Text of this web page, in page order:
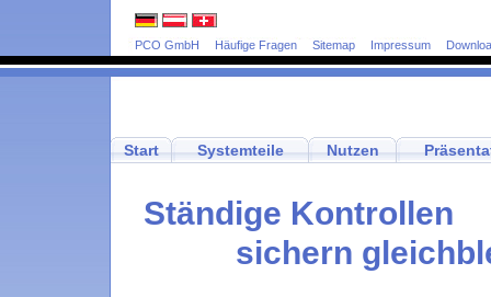
PCO GmbH Häufige Fragen Sitemap Impressum
Start Systemteile Nutzen
Ständige Kontrollen
sichern